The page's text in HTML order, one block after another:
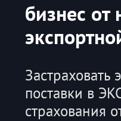
бизнес от
Застраховать
поставки в
страхования